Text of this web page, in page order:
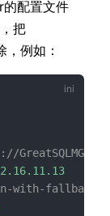
配置文件
，把
例如：
with-fallback